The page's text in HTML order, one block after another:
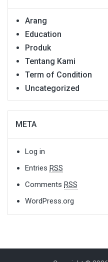
Arang
Education
Produk
Tentang Kami
Term of Condition
Uncategorized
META
Log in
Entries RSS
Comments RSS
WordPress.org